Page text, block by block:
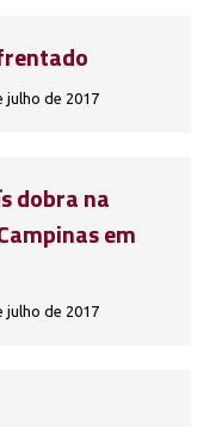
julho de 2017
dobra na
em
julho de 2017